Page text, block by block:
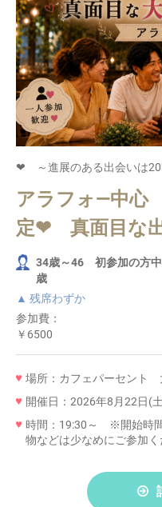
❤ ～進展のある出会いは
アラフォ―中心
定❤ 真面目な
34歳～46 初参加の方
歳
▲ 残席わずか
参加費：
￥6500
場所：カフェパーセント
開催日：2026年8月22日(
時間：19:30～ ※開始時
物などは少なめにご参加